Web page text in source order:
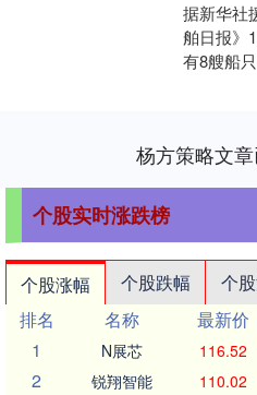
据新华社
舶日报》
有8艘船
杨方策略文
个股实时涨跌榜
个股涨幅 个股跌幅 个
排名
名称 最新价
1
N展芯 116.52
2 锐翔智能 110.02